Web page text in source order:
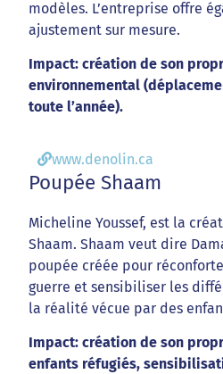
modèles. L’entreprise offre
ajustement sur mesure.
Impact: création de son
environnemental
toute l’année).
www.denolin.ca
Poupée Shaam
Micheline Youssef, est la
Shaam. Shaam veut dire
poupée créée pour
guerre et sensibiliser les
la réalité vécue par des
Impact: création de son
enfants réfugiés,